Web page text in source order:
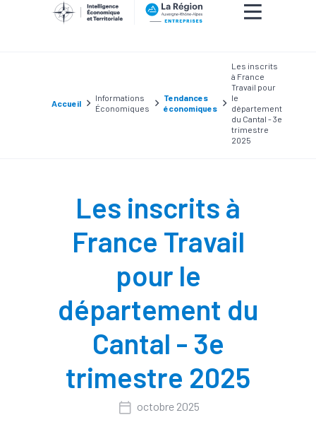
Accueil
Informations
Économiques
Tendances
économiques
Les inscrits
à France
Travail pour
le
département
du Cantal - 3e
trimestre
2025
Les inscrits à
France Travail
pour le
département du
Cantal - 3e
trimestre 2025
octobre 2025